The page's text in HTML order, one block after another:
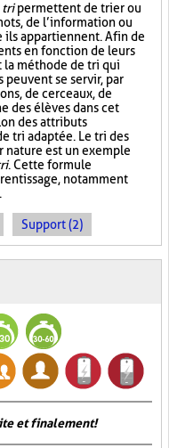
tripermettent de trier ou
de l’information ou
ils appartiennent. Afin de
en fonction de leurs
la méthode de tri qui
peuvent se servir, par
de cerceaux, de
des élèves dans cet
des attributs
tri adaptée. Le tri des
nature est un exemple
. Cette formule
notamment
Support (2)
et finalement!